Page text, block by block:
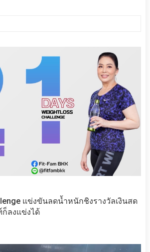
แข่งขันลดน้ำหนักชิงรางวัลเงินสด
ลงแข่งได้